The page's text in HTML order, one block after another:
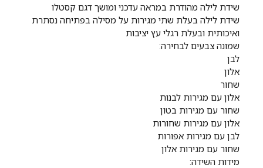
שידת לילה מהודרת במראה עדכני ומושך דגם קסטלו
שידת לילה בעלת שתי מגירות על מסילה בפתיחה נסתרת
ואיכותית ובעלת רגלי עץ יציבות
שמונה צבעים לבחירה:
לבן
אלון
שחור
אלון עם מגירות לבנות
שחור עם מגירות בטון
אלון עם מגירות שחורות
לבן עם מגירות אפורות
שחור עם מגירות אלון
מידות השידה: